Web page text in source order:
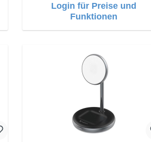
Login für Preise und
Funktionen